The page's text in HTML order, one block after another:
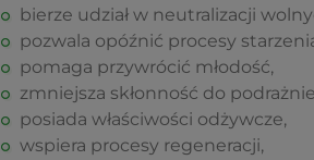
bierze udział w neutralizacji
pozwala opóźnić procesy
pomaga przywrócić młodość,
zmniejsza skłonność do
posiada właściwości odżywcze,
wspiera procesy regeneracji,